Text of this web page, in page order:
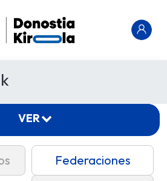
Federaciones
VER